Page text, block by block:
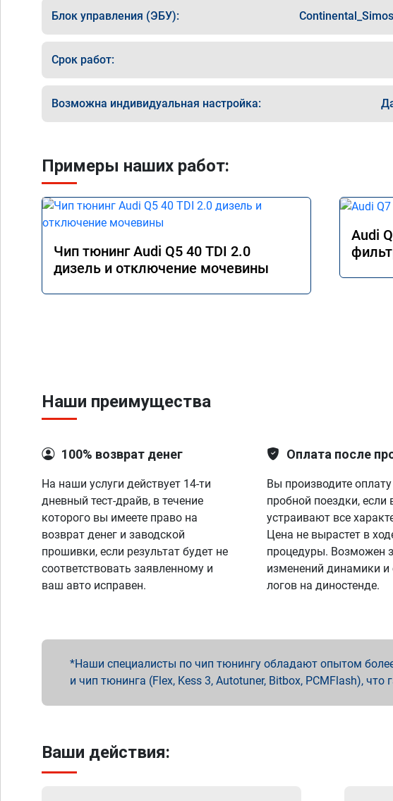
Блок управления (ЭБУ):
Срок работ:
Возможна индивидуальная настройка:
Примеры наших работ:
Чип тюнинг Audi Q5 40 TDI 2.0
дизель и отключение мочевины
Audi
Наши преимущества
100% возврат денег
На наши услуги действует 14-ти
дневный тест-драйв, в течение
которого вы имеете право на
возврат денег и заводской
прошивки, если результат будет не
соответствовать заявленному и
ваш авто исправен.
Оплата после
Вы производите
пробной поездки, если
устраивают все
Цена не вырастет в
процедуры. Возможен
изменений динамики и
логов на диностенде.
Наши специалисты по чип тюнингу обладают опытом
и чип тюнинга (Flex, Kess 3, Autotuner, Bitbox, PCMFlash),
Ваши действия: